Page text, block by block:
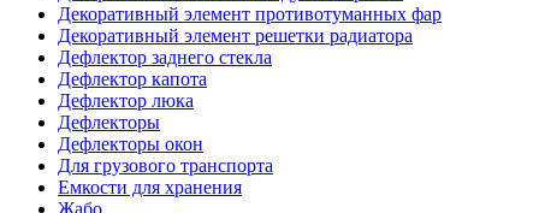
Декоративный элемент противотуманных фар
Декоративный элемент решетки радиатора
Дефлектор заднего стекла
Дефлектор капота
Дефлектор люка
Дефлекторы
Дефлекторы окон
Для грузового транспорта
Емкости для хранения
Жабо